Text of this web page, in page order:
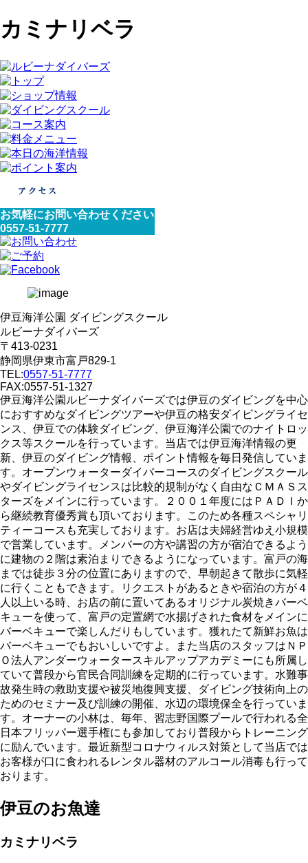
カミナリベラ
お気軽にお問い合わせください
0557-51-7777
伊豆海洋公園 ダイビングスクール
ルビーナダイバーズ
〒413-0231
静岡県伊東市富戸829-1
TEL:0557-51-7777
FAX:0557-51-1327
伊豆海洋公園ルビーナダイバーズでは伊豆のダイビングを中心
におすすめなダイビングツアーや伊豆の格安ダイビングライセ
ンス、伊豆での体験ダイビング、伊豆海洋公園でのナイトロッ
クス等スクールを行っています。当店では伊豆海洋情報の更
新、伊豆のダイビング情報、ポイント情報を毎日発信していま
す。オープンウォーターダイバーコースのダイビングスクール
やダイビングライセンスは比較的規制がなく自由なＣＭＡＳス
ターズをメインに行っています。２００１年度にはＰＡＤＩか
ら継続教育優秀賞も頂いております。このため各種スペシャリ
ティーコースも充実しております。お店は夫婦経営ゆえ小規模
で営業しています。メンバーの方や講習の方が宿泊できるよう
に建物の２階は素泊まりできるようになっています。富戸の海
までは徒歩３分の位置にありますので、早朝起きて散歩に気軽
に行くこともできます。リクエストがあるときや宿泊の方が４
人以上いる時、お店の前に置いてあるオリジナル炭焼きバーベ
キューを使って、富戸の定置網で水揚げされた食材をメインに
バーベキューで楽しんだりもしています。獲れたて新鮮お魚は
バーベキューでもおいしいですよ。また当店のスタッフはＮＰ
Ｏ法人アンダーウォータースキルアップアカデミーにも所属し
ていて普段から官民合同訓練を定期的に行っています。水難事
故発生時の救助支援や被災地復興支援、ダイビング技術向上の
ためのセミナー及び訓練の開催、水辺の環境保全を行っていま
す。オーナーの小林は、毎年、習志野国際プールで行われる全
日本フリッパー選手権にも参加しており普段からトレーニング
に励んでいます。最近新型コロナウィルス対策として当店では
お客様が口に食われるレンタル器材のアルコール消毒も行って
おります。
伊豆のお魚達
カミナリベラ